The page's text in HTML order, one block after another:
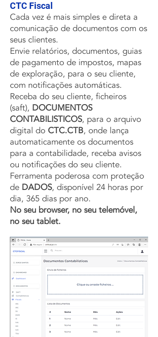
CTC Fiscal
Cada vez é mais simples e direta a
comunicação de documentos com os
seus clientes.
Envie relatórios, documentos, guias
de pagamento de impostos, mapas
de exploração, para o seu cliente,
com notificações automáticas.
Receba do seu cliente, ficheiros
(saft), DOCUMENTOS
CONTABILISTICOS, para o arquivo
digital do CTC.CTB, onde lança
automaticamente os documentos
para a contabilidade, receba avisos
ou notificações do seu cliente.
Ferramenta poderosa com proteção
de DADOS, disponível 24 horas por
dia, 365 dias por ano.
No seu browser, no seu telemóvel,
no seu tablet.